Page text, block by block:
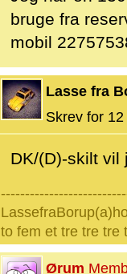
bruge fra
mobil
Lasse fra
Skrev for
DK/(D)-skilt vil
to fem et tre tre tre
Ørum